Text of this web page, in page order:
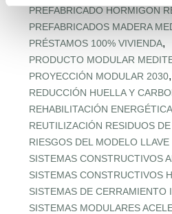
PREFABRICADO HORMIGÓN
PREFABRICADOS MADERA
PRÉSTAMOS 100% VIVIENDA,
PRODUCTO MODULAR
PROYECCIÓN MODULAR 2030,
REDUCCIÓN HUELLA Y
REHABILITACIÓN
REUTILIZACIÓN RESIDUOS
RIESGOS DEL MODELO
SISTEMAS CONSTRUCTIVOS
SISTEMAS CONSTRUCTIVOS
SISTEMAS DE CERRAMIENTO
SISTEMAS MODULARES